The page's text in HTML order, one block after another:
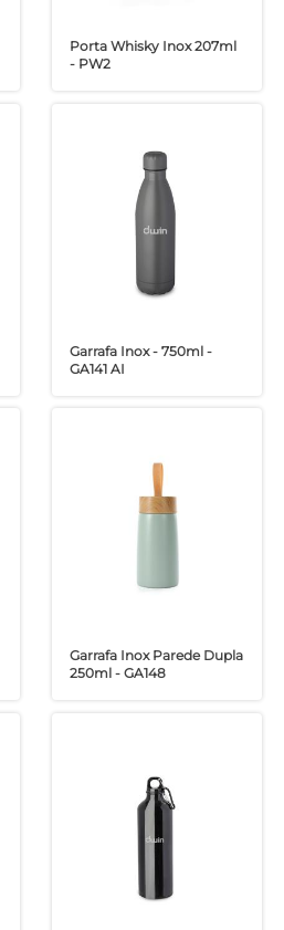
Porta Whisky Inox 207ml
- PW2
Garrafa Inox - 750ml -
GA141 AI
Garrafa Inox Parede Dupla
250ml - GA148